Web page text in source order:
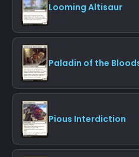
Looming Altisaur
Paladin of the
Pious Interdiction